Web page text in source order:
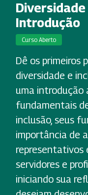
Introdução
Curso Aberto
Dê os primeiros
diversidade e
uma introdução
fundamentais
inclusão, seus
importância de
representativos
servidores e
iniciando sua